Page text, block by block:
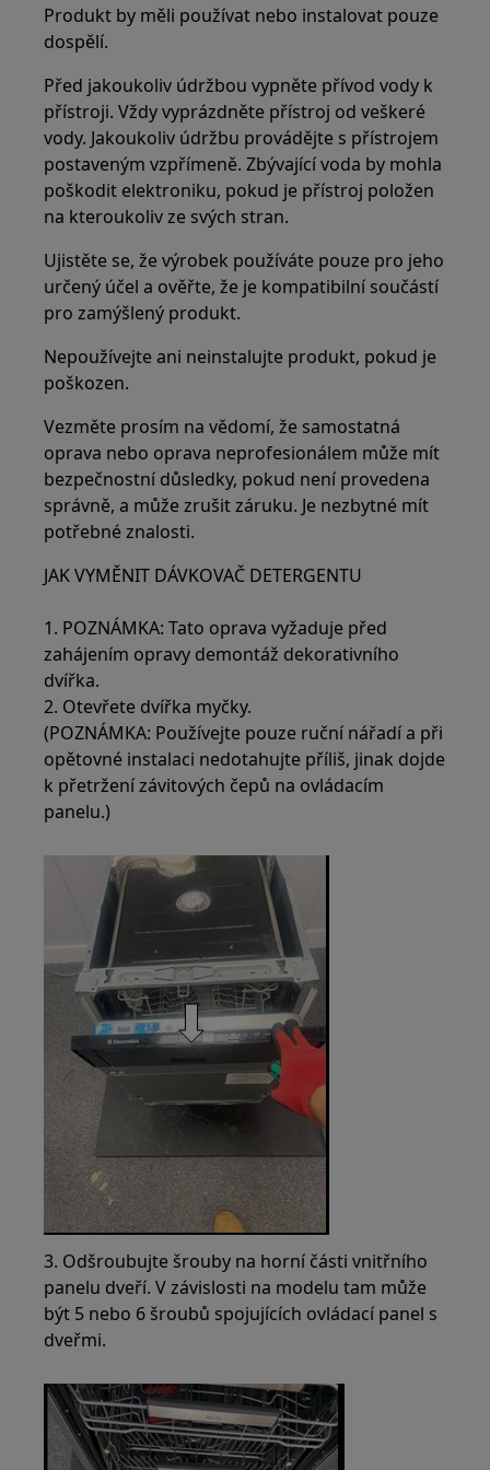
Produkt by měli používat nebo instalovat pouze
dospělí.
Před jakoukoliv údržbou vypněte přívod vody k
přístroji. Vždy vyprázdněte přístroj od veškeré
vody. Jakoukoliv údržbu provádějte s přístrojem
postaveným vzpřímeně. Zbývající voda by mohla
poškodit elektroniku, pokud je přístroj položen
na kteroukoliv ze svých stran.
Ujistěte se, že výrobek používáte pouze pro jeho
určený účel a ověřte, že je kompatibilní součástí
pro zamýšlený produkt.
Nepoužívejte ani neinstalujte produkt, pokud je
poškozen.
Vezměte prosím na vědomí, že samostatná
oprava nebo oprava neprofesionálem může mít
bezpečnostní důsledky, pokud není provedena
správně, a může zrušit záruku. Je nezbytné mít
potřebné znalosti.
JAK VYMĚNIT DÁVKOVAČ DETERGENTU
1. POZNÁMKA: Tato oprava vyžaduje před
zahájením opravy demontáž dekorativního
dvířka.
2. Otevřete dvířka myčky.
(POZNÁMKA: Používejte pouze ruční nářadí a při
opětovné instalaci nedotahujte příliš, jinak dojde
k přetržení závitových čepů na ovládacím
panelu.)
3. Odšroubujte šrouby na horní části vnitřního
panelu dveří. V závislosti na modelu tam může
být 5 nebo 6 šroubů spojujících ovládací panel s
dveřmi.